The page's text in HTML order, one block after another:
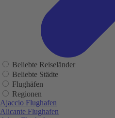
Beliebte Reiseländer
Beliebte Städte
Flughäfen
Regionen
Ajaccio Flughafen
Alicante Flughafen